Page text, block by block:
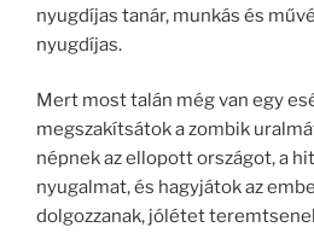
nyugdíjas tanár, munkás és
nyugdíjas.
Mert most talán még van egy
megszakítsátok a zombik
népnek az ellopott országot, a
nyugalmat, és hagyjátok az
dolgozzanak, jólétet